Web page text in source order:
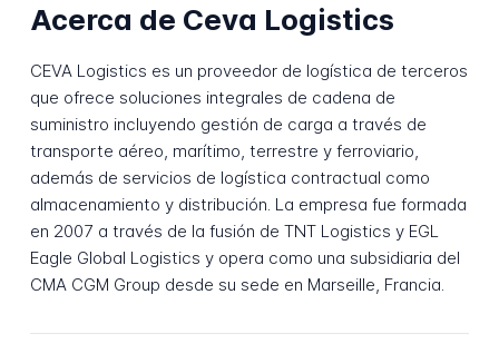
Acerca de Ceva Logistics
CEVA Logistics es un proveedor de logística de terceros
que ofrece soluciones integrales de cadena de
suministro incluyendo gestión de carga a través de
transporte aéreo, marítimo, terrestre y ferroviario,
además de servicios de logística contractual como
almacenamiento y distribución. La empresa fue formada
en 2007 a través de la fusión de TNT Logistics y EGL
Eagle Global Logistics y opera como una subsidiaria del
CMA CGM Group desde su sede en Marseille, Francia.